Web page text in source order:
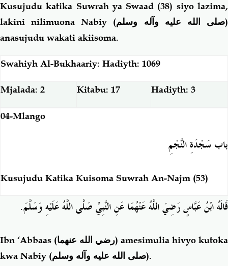
Kusujudu katika Suwrah ya Swaad (38) siyo lazima,
lakini nilimuona Nabiy (صلى الله عليه وآله وسلم)
anasujudu wakati akiisoma.
Swahiyh Al-Bukhaariy: Hadiyth: 1069
Mjalada: 2 Kitabu: 17 Hadiyth: 3
04-Mlango
باب سَجْدَةِ النَّجْمِ
Kusujudu Katika Kuisoma Suwrah An-Najm (53)
قَالَهُ ابْنُ عَبَّاسٍ رَضِيَ اللَّهُ عَنْهُمَا عَنِ النَّبِيِّ صَلَّى اللَّهُ عَلَيْهِ وَسَلَّمَ.
Ibn ‘Abbaas (رضي الله عنهما) amesimulia hivyo kutoka
kwa Nabiy (صلى الله عليه وآله وسلم).